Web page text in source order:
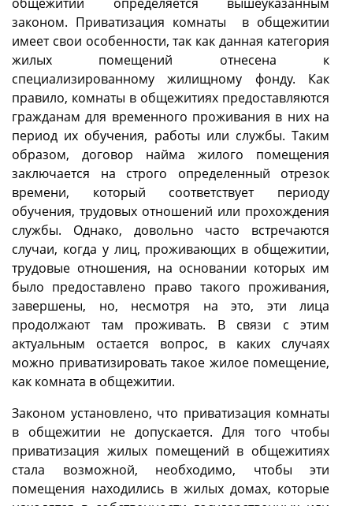
законом. Приватизация комнаты в общежитии
имеет свои особенности, так как данная категория
жилых помещений отнесена к
специализированному жилищному фонду. Как
правило, комнаты в общежитиях предоставляются
гражданам для временного проживания в них на
период их обучения, работы или службы. Таким
образом, договор найма жилого помещения
заключается на строго определенный отрезок
времени, который соответствует периоду
обучения, трудовых отношений или прохождения
службы. Однако, довольно часто встречаются
случаи, когда у лиц, проживающих в общежитии,
трудовые отношения, на основании которых им
было предоставлено право такого проживания,
завершены, но, несмотря на это, эти лица
продолжают там проживать. В связи с этим
актуальным остается вопрос, в каких случаях
можно приватизировать такое жилое помещение,
как комната в общежитии.
Законом установлено, что приватизация комнаты
в общежитии не допускается. Для того чтобы
приватизация жилых помещений в общежитиях
стала возможной, необходимо, чтобы эти
помещения находились в жилых домах, которые